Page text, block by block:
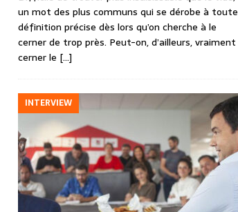
un mot des plus communs qui se dérobe à toute
définition précise dès lors qu’on cherche à le
cerner de trop près. Peut-on, d’ailleurs, vraiment
cerner le […]
INTERVIEW